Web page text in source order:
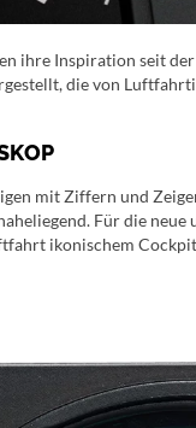
ihre Inspiration seit
die von
mit Ziffern und
Für die
ikonischem